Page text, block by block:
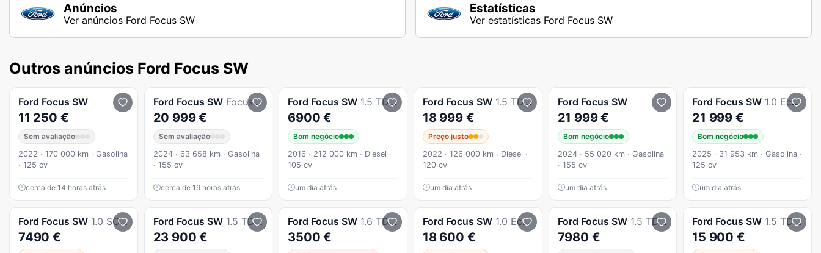
Anúncios
Ver anúncios Ford Focus SW
Estatísticas
Ver estatísticas Ford Focus SW
Outros anúncios Ford Focus SW
Ford Focus SW
11 250 €
Sem avaliação
2022 · 170 000 km · Gasolina
· 125 cv
cerca de 14 horas atrás
Ford Focus SW Focus Sw 1.0 Ecoboost Mhev St-Line X Aut.
20 999 €
Sem avaliação
2024 · 63 658 km · Gasolina
· 155 cv
cerca de 19 horas atrás
Ford Focus SW 1.5 TDCi Titanium ECOnetic
6900 €
Bom negócio
2016 · 212 000 km · Diesel ·
105 cv
um dia atrás
Ford Focus SW 1.5 TDCi EcoBlue ST-Line
18 999 €
Preço justo
2022 · 126 000 km · Diesel ·
120 cv
um dia atrás
Ford Focus SW
21 999 €
Bom negócio
2024 · 55 020 km · Gasolina
· 155 cv
um dia atrás
Ford Focus SW 1.0 EcoBoost MHEV Active X
21 999 €
Bom negócio
2025 · 31 953 km · Gasolina ·
125 cv
um dia atrás
Ford Focus SW 1.0 SCTi Titanium Best
7490 €
Ford Focus SW 1.5 TDCi EcoBlue ST-Line Aut.
23 900 €
Ford Focus SW 1.6 TDCi Zetec
3500 €
Ford Focus SW 1.0 EcoBoost MHEV ST-Line
18 600 €
Ford Focus SW 1.5 TDCi Trend+
7980 €
Ford Focus SW 1.5 TDCi EcoBlue Active
15 900 €